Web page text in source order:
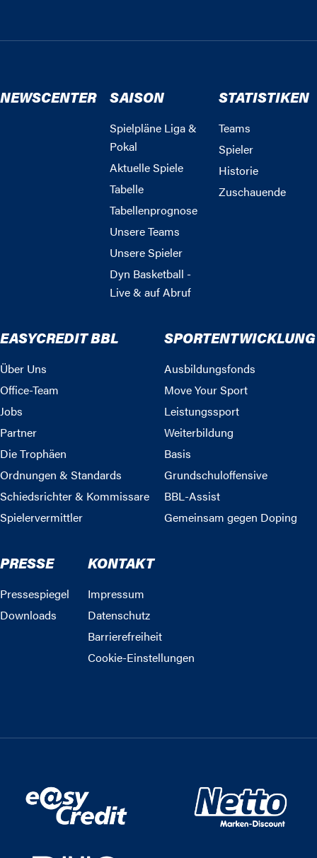
NEWSCENTER SAISON
Spielpläne Liga &
Pokal
Aktuelle Spiele
Tabelle
Tabellenprognose
Unsere Teams
Unsere Spieler
Dyn Basketball -
Live & auf Abruf
STATISTIKEN
Teams
Spieler
Historie
Zuschauende
EASYCREDIT BBL
Über Uns
Office-Team
Jobs
Partner
Die Trophäen
Ordnungen & Standards
Schiedsrichter & Kommissare
Spielervermittler
SPORTENTWICKLUNG
Ausbildungsfonds
Move Your Sport
Leistungssport
Weiterbildung
Basis
Grundschuloffensive
BBL-Assist
Gemeinsam gegen Doping
PRESSE
Pressespiegel
Downloads
KONTAKT
Impressum
Datenschutz
Barrierefreiheit
Cookie-Einstellungen